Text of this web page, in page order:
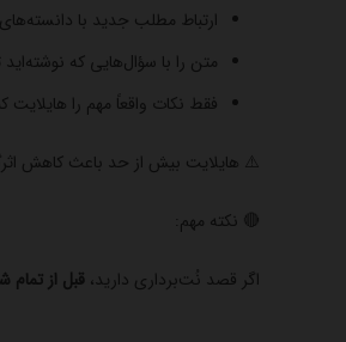
ارتباط مطلب جدید با دانسته‌های
متن را با سؤال‌هایی که
فقط نکات واقعاً مهم را هایلایت
⚠️ هایلایت بیش از حد باعث کاهش
🔴 نکته مهم:
اگر قصد نُت‌برداری دارید، قبل از